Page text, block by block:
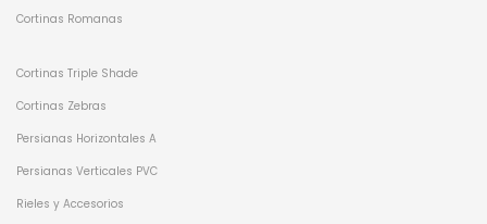
Cortinas Romanas
Cortinas Triple Shade
Cortinas Zebras
Persianas Horizontales A
Persianas Verticales PVC
Rieles y Accesorios